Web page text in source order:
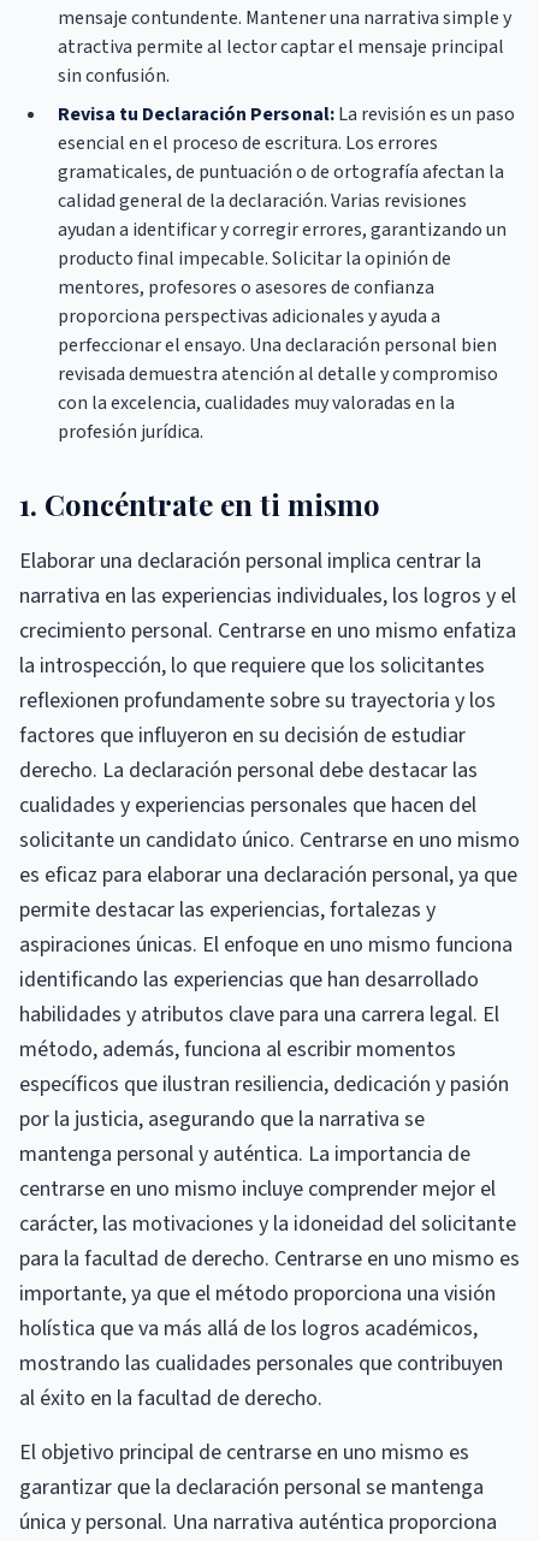
mensaje contundente. Mantener una narrativa simple y
atractiva permite al lector captar el mensaje principal
sin confusión.
Revisa tu Declaración Personal:La revisión es un paso
esencial en el proceso de escritura. Los errores
gramaticales, de puntuación o de ortografía afectan la
calidad general de la declaración. Varias revisiones
ayudan a identificar y corregir errores, garantizando un
producto final impecable. Solicitar la opinión de
mentores, profesores o asesores de confianza
proporciona perspectivas adicionales y ayuda a
perfeccionar el ensayo. Una declaración personal bien
revisada demuestra atención al detalle y compromiso
con la excelencia, cualidades muy valoradas en la
profesión jurídica.
1. Concéntrate en ti mismo
Elaborar una declaración personal implica centrar la
narrativa en las experiencias individuales, los logros y el
crecimiento personal. Centrarse en uno mismo enfatiza
la introspección, lo que requiere que los solicitantes
reflexionen profundamente sobre su trayectoria y los
factores que influyeron en su decisión de estudiar
derecho. La declaración personal debe destacar las
cualidades y experiencias personales que hacen del
solicitante un candidato único. Centrarse en uno mismo
es eficaz para elaborar una declaración personal, ya que
permite destacar las experiencias, fortalezas y
aspiraciones únicas. El enfoque en uno mismo funciona
identificando las experiencias que han desarrollado
habilidades y atributos clave para una carrera legal. El
método, además, funciona al escribir momentos
específicos que ilustran resiliencia, dedicación y pasión
por la justicia, asegurando que la narrativa se
mantenga personal y auténtica. La importancia de
centrarse en uno mismo incluye comprender mejor el
carácter, las motivaciones y la idoneidad del solicitante
para la facultad de derecho. Centrarse en uno mismo es
importante, ya que el método proporciona una visión
holística que va más allá de los logros académicos,
mostrando las cualidades personales que contribuyen
al éxito en la facultad de derecho.
El objetivo principal de centrarse en uno mismo es
garantizar que la declaración personal se mantenga
única y personal. Una narrativa auténtica proporciona